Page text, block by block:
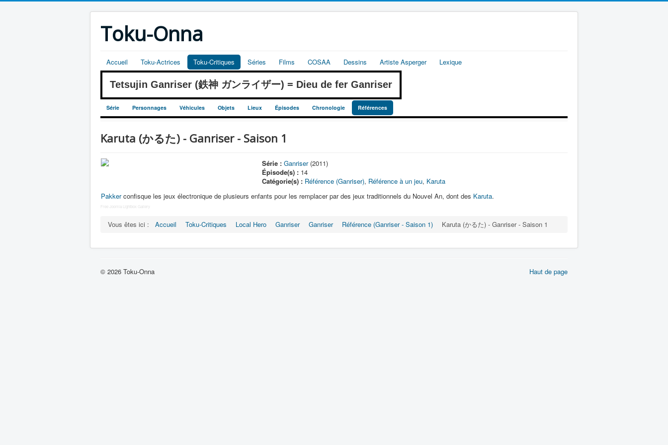
Toku-Onna
Accueil Toku-Actrices Toku-Critiques Séries Films COSAA Dessins Artiste Asperger Lexique
Tetsujin Ganriser (鉄神 ガンライザー) = Dieu de fer Ganriser
Série Personnages Véhicules Objets Lieux Épisodes Chronologie Références
Karuta (かるた) - Ganriser - Saison 1
Série : Ganriser(2011)
Épisode(s) :14
Catégorie(s) : Référence (Ganriser), Référence à un jeu, Karuta
Pakkerconfisque les jeux électronique de plusieurs enfants pour les remplacer par des jeux traditionnels du Nouvel An, dont des Karuta.
Free Joomla Lightbox Gallery
Vous êtes ici : Accueil Toku-Critiques Local Hero Ganriser Ganriser Référence (Ganriser - Saison 1) Karuta (かるた) - Ganriser - Saison 1
Haut de page
© 2026 Toku-Onna